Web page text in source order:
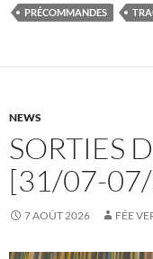
PRÉCOMMANDES
NEWS
SORTIES
[31/07-
7 AOÛT 2026 FÉE